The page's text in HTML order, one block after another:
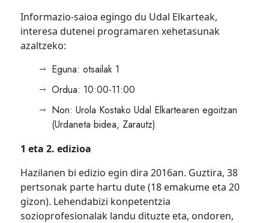
Informazio-saioa egingo du Udal Elkarteak,
interesa dutenei programaren xehetasunak
azaltzeko:
Eguna: otsailak 1
Ordua: 10:00-11:00
Non: Urola Kostako Udal Elkartearen egoitzan
(Urdaneta bidea, Zarautz)
1 eta 2. edizioa
Hazilanen bi edizio egin dira 2016an. Guztira, 38
pertsonak parte hartu dute (18 emakume eta 20
gizon). Lehendabizi konpetentzia
sozioprofesionalak landu dituzte eta, ondoren,